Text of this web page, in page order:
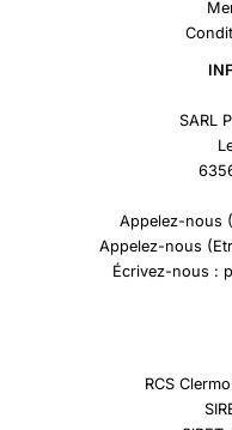
SARL
Appelez-nous
Appelez-nous
Écrivez-nous :
RCS